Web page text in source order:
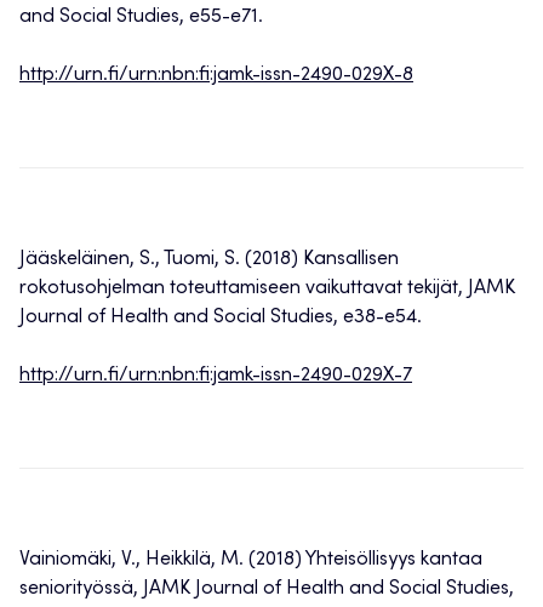
and Social Studies, e55-e71.
http://urn.fi/urn:nbn:fi:jamk-issn-2490-029X-8
Jääskeläinen, S., Tuomi, S. (2018) Kansallisen
rokotusohjelman toteuttamiseen vaikuttavat tekijät, JAMK
Journal of Health and Social Studies, e38-e54.
http://urn.fi/urn:nbn:fi:jamk-issn-2490-029X-7
Vainiomäki, V., Heikkilä, M. (2018) Yhteisöllisyys kantaa
seniorityössä, JAMK Journal of Health and Social Studies,